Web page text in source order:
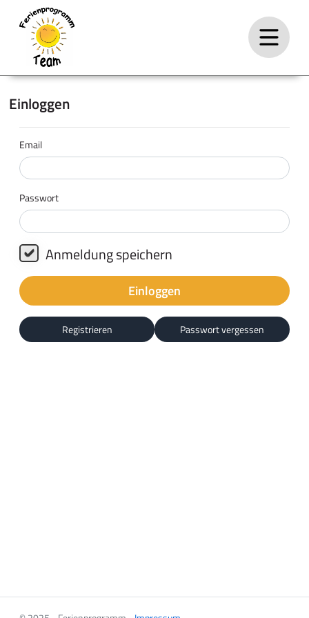
Einloggen
Email
Passwort
Anmeldung speichern
Einloggen
Registrieren Passwort vergessen